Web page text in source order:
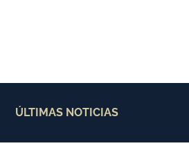
ÚLTIMAS NOTICIAS